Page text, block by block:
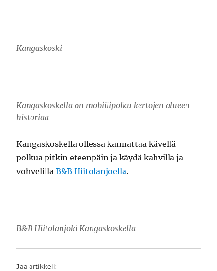
Kangaskoski
Kangaskoskella on mobiilipolku kertojen alueen
historiaa
Kangaskoskella ollessa kannattaa kävellä
polkua pitkin eteenpäin ja käydä kahvilla ja
vohvelillaB&B Hiitolanjoella.
B&B Hiitolanjoki Kangaskoskella
Jaa artikkeli: